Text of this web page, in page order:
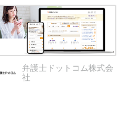
弁護士ドットコム株式会
社